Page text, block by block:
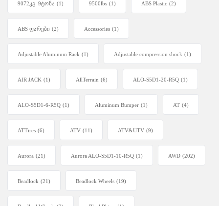
9072კგ. 9ტონა (1) 9500lbs (1) ABS Plastic (2)
ABS ფარები (2) Accessories (1)
Adjustable Aluminum Rack (1) Adjustable compression shock (1)
AIR JACK (1) AllTerrain (6) ALO-S5D1-20-R5Q (1)
ALO-S5D1-6-R5Q (1) Aluminum Bumper (1) AT (4)
ATTires (6) ATV (11) ATV&UTV (9)
Aurora (21) Aurora ALO-S5D1-10-R5Q (1) AWD (202)
Beadlock (21) Beadlock Wheels (19)